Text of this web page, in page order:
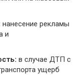
нанесение рекламы
и
в случае ДТП с
ущерб